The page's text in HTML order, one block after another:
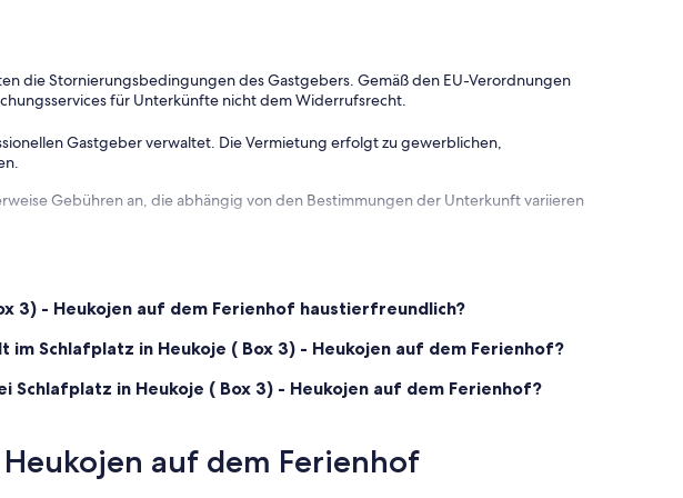
die Stornierungsbedingungen des Gastgebers. Gemäß den EU-Verordnungen
für Unterkünfte nicht dem Widerrufsrecht.
Gastgeber verwaltet. Die Vermietung erfolgt zu gewerblichen,
Gebühren an, die abhängig von den Bestimmungen der Unterkunft variieren
3) - Heukojen auf dem Ferienhof haustierfreundlich?
Schlafplatz in Heukoje ( Box 3) - Heukojen auf dem Ferienhof?
Schlafplatz in Heukoje ( Box 3) - Heukojen auf dem Ferienhof?
auf dem Ferienhof